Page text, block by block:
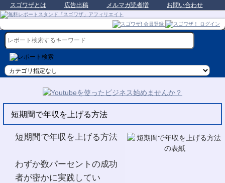
スゴワザとは 広告出稿 メルマガ読者増 お問い合わせ
短期間で年収を上げる方法
短期間で年収を上げる方法
わずか数パーセントの成功
者が密かに実践してい